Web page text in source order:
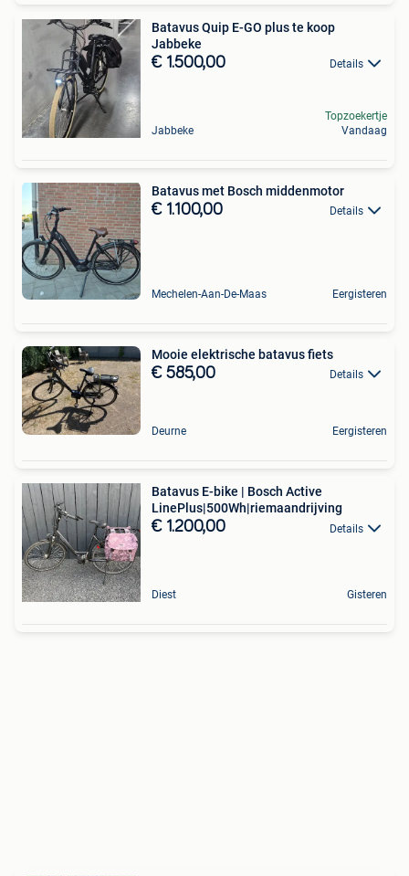
Batavus Quip E-GO plus te koop
Jabbeke
€ 1.500,00 Details
Jabbeke
Topzoekertje
Vandaag
Batavus met Bosch middenmotor
€ 1.100,00 Details
Mechelen-Aan-De-Maas Eergisteren
Mooie elektrische batavus fiets
€ 585,00 Details
Deurne Eergisteren
Batavus E-bike | Bosch Active
LinePlus|500Wh|riemaandrijving
€ 1.200,00 Details
Diest Gisteren